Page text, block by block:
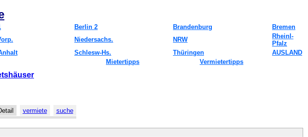
Berlin 2 Brandenburg
Bremen
Niedersachs. NRW
Rheinl-
Pfalz
Schlesw-Hs. Thüringen
AUSLAND
Mietertipps
Vermietertipps
vermiete suche